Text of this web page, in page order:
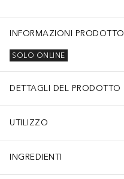
INFORMAZIONI PRODOTTO
SOLO ONLINE
DETTAGLI DEL PRODOTTO
UTILIZZO
INGREDIENTI